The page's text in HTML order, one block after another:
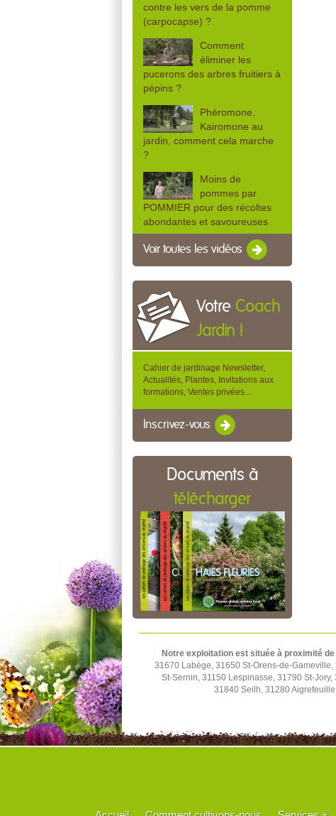
contre les vers de la pomme
(carpocapse) ?
Comment
éliminer les
pucerons des arbres fruitiers à
pépins ?
Phéromone,
Kairomone au
jardin, comment cela marche
?
Moins de
pommes par
POMMIER pour des récoltes
abondantes et savoureuses
Voir toutes les vidéos
Votre Coach
Jardin !
Cahier de jardinage Newsletter,
Actualités, Plantes, Invitations aux
formations, Ventes privées...
Inscrivez-vous
Documents à
télécharger
Notre exploitation est située à proximité de
31670 Labège, 31650 St-Orens-de-
St-Sernin, 31150 Lespinasse, 31790 St-
31840 Seilh, 31280